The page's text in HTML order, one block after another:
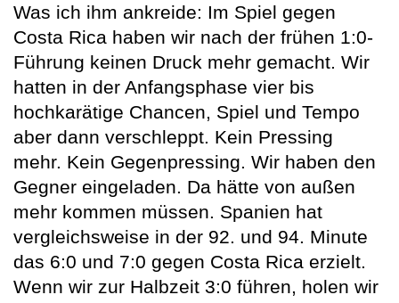
Was ich ihm ankreide: Im Spiel gegen
Costa Rica haben wir nach der frühen 1:0-
Führung keinen Druck mehr gemacht. Wir
hatten in der Anfangsphase vier bis
hochkarätige Chancen, Spiel und Tempo
aber dann verschleppt. Kein Pressing
mehr. Kein Gegenpressing. Wir haben den
Gegner eingeladen. Da hätte von außen
mehr kommen müssen. Spanien hat
vergleichsweise in der 92. und 94. Minute
das 6:0 und 7:0 gegen Costa Rica erzielt.
Wenn wir zur Halbzeit 3:0 führen, holen wir